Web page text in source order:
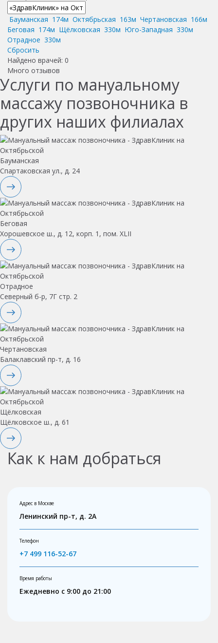
Бауманская 174м Октябрьская 163м Чертановская 166м
Беговая 174м Щёлковская 330м Юго-Западная 330м
Отрадное 330м
Сбросить
Найдено врачей: 0
Много отзывов
Услуги по мануальному
массажу позвоночника в
других наших филиалах
Бауманская
Спартаковская ул., д. 24
Беговая
Хорошевское ш., д. 12, корп. 1, пом. XLII
Отрадное
Северный б-р, 7Г стр. 2
Чертановская
Балаклавский пр-т, д. 16
Щёлковская
Щёлковское ш., д. 61
Как к нам добраться
Адрес в Москве
Ленинский пр-т, д. 2А
Телефон
+7 499 116-52-67
Время работы
Ежедневно с 9:00 до 21:00